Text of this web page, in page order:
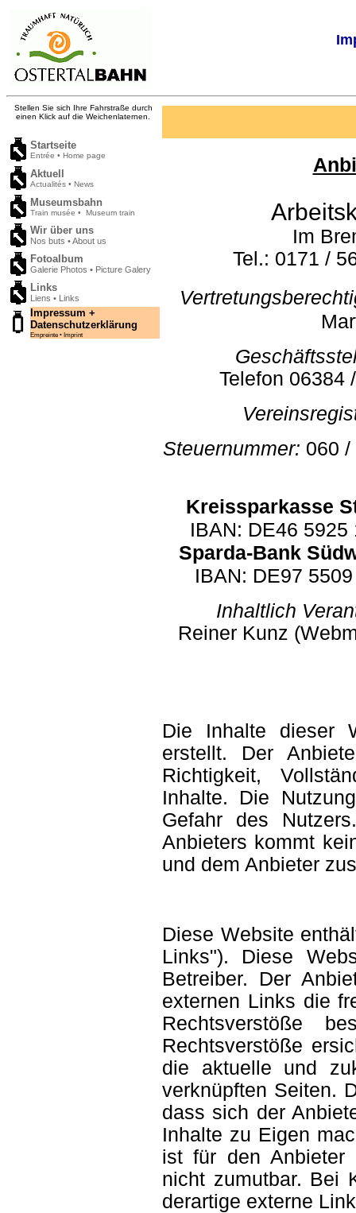
Stellen Sie sich Ihre Fahrstraße durch
einen Klick auf die Weichenlaternen.
Startseite
Entrée • Home page
Aktuell
Actualités • News
Museumsbahn
Train musée • Museum train
Wir über uns
Nos buts • About us
Fotoalbum
Galerie Photos • Picture Galery
Links
Liens • Links
Impressum +
Datenschutzerklärung
Empreinte • Imprint
Im
Tel.: 0171 /
Telefon
Steuernummer: 060
Kreissparkasse
IBAN: DE46
Sparda-Bank
IBAN: DE97
Inhaltlich
Reiner Kunz
Die Inhalte dieser
erstellt. Der
Richtigkeit,
Inhalte. Die
Gefahr des
Anbieters kommt
und dem Anbieter
Diese Website
Links"). Diese
Betreiber. Der
externen Links die
Rechtsverstöße
Rechtsverstöße
die aktuelle und
verknüpften Seiten.
dass sich der
Inhalte zu Eigen
ist für den Anbieter
nicht zumutbar. Bei
derartige externe